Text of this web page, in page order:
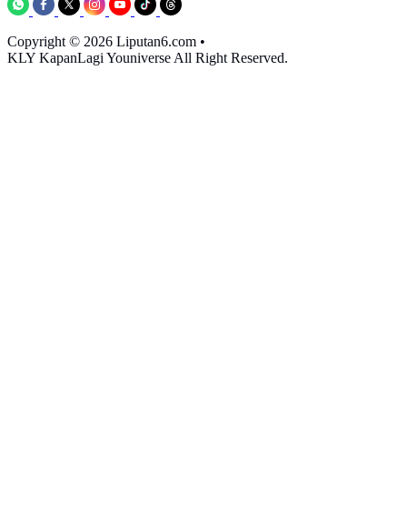
Copyright © 2026 Liputan6.com •
KLY KapanLagi Youniverse All Right Reserved.